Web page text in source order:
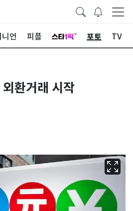
언 피플 포토 TV
환거래 시작